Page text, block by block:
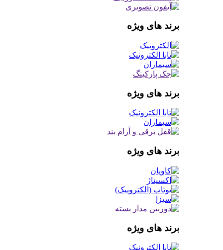
برند های ویژه
برند های ویژه
برند های ویژه
برند های ویژه